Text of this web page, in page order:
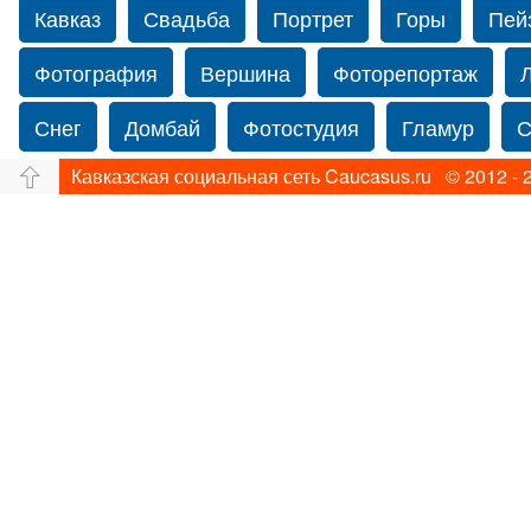
Кавказ Свадьба Портрет Горы
Фотография
Вершина Фоторепортаж
Снег
Домбай Фотостудия Гламур
Путешествие
Перевал Ущелье
Кавказская социальная сеть Caucasus.ru © 2012 -